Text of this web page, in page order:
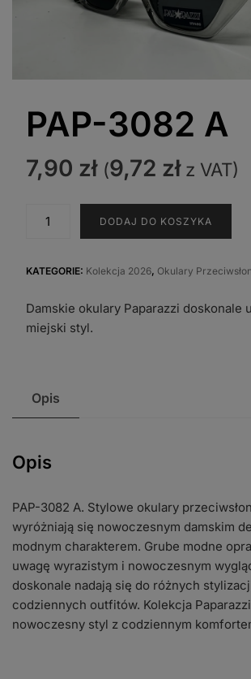
PAP-3082 A
7,90 zł (9,72 złz VAT)
A
DODAJ DO KOSZYKA
KATEGORIE: Kolekcja 2026, Okulary
Damskie okulary Paparazzi doskonale
miejski styl.
Opis
Opis
PAP-3082 A. Stylowe okulary
wyróżniają się nowoczesnym damskim
modnym charakterem. Grube modne
uwagę wyrazistym i nowoczesnym
doskonale nadają się do różnych
codziennych outfitów. Kolekcja
nowoczesny styl z codziennym